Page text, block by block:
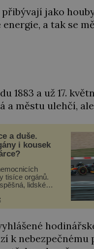
jako
a tak se
1883 a už 17.
a městu ulehčí,
a duše.
i kousek
tisíce orgánů.
lidské
vést
Ale co když
k